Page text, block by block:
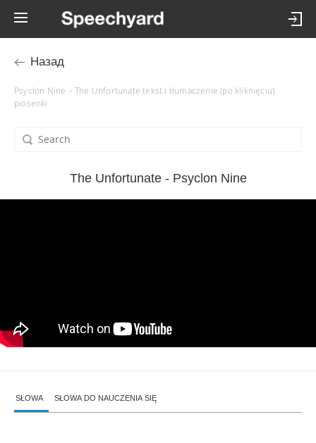
Назад
Psyclon Nine – The Unfortunate tekst i tłumaczenie (po kliknięciu)
piosenki
The Unfortunate - Psyclon Nine
SŁOWA SŁOWA DO NAUCZENIA SIĘ